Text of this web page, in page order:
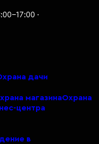
·
дачи
магазинаОхрана
центра
в